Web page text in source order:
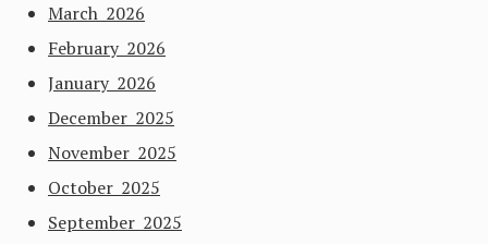
March 2026
February 2026
January 2026
December 2025
November 2025
October 2025
September 2025